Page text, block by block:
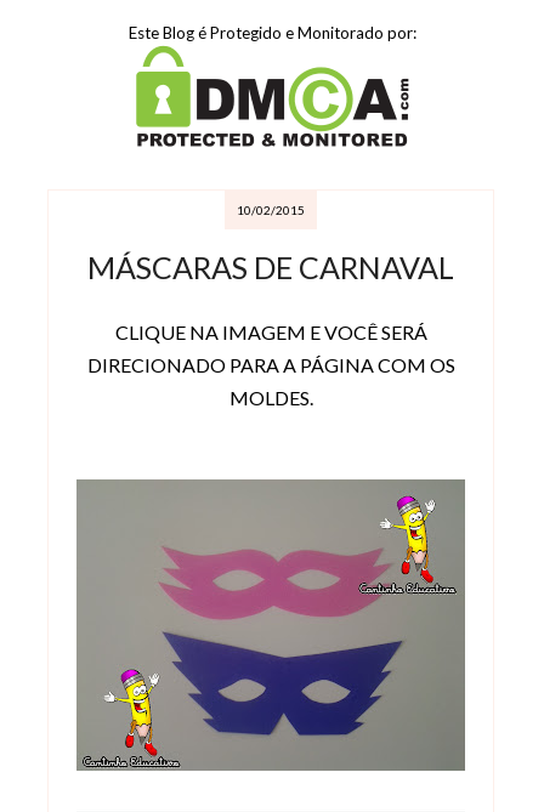
Este Blog é Protegido e Monitorado por:
10/02/2015
MÁSCARAS DE CARNAVAL
CLIQUE NA IMAGEM E VOCÊ SERÁ
DIRECIONADO PARA A PÁGINA COM OS
MOLDES.